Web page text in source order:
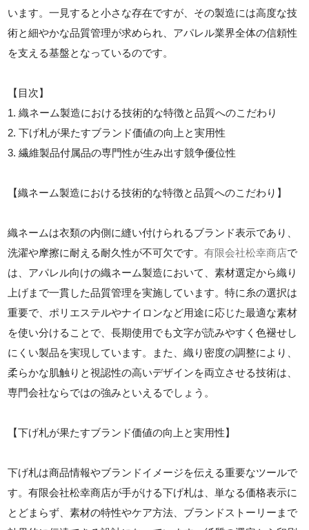
います。一見すると小さな存在ですが、その製造には高度な技
術と細やかな品質管理が求められ、アパレル業界全体の信頼性
を支える基盤となっているのです。
【目次】
1. 織ネーム製造における技術的な特徴と品質へのこだわり
2. 下げ札が果たすブランド価値の向上と実用性
3. 繊維製品付属品の専門性が生み出す競争優位性
【織ネーム製造における技術的な特徴と品質へのこだわり】
織ネームは衣類の内側に縫い付けられるブランド表示であり、
洗濯や摩擦に耐える耐久性が不可欠です。有限会社松幸商店で
は、アパレル向けの織ネーム製造において、素材選定から織り
上げまで一貫した品質管理を実施しています。特に糸の選択は
重要で、ポリエステルやナイロンなど用途に応じた最適な素材
を使い分けることで、長期使用でも文字が読みやすく色褪せし
にくい製品を実現しています。また、織り密度の調整により、
柔らかな肌触りと視認性の高いデザインを両立させる技術は、
専門会社ならではの強みといえるでしょう。
【下げ札が果たすブランド価値の向上と実用性】
下げ札は商品情報やブランドイメージを伝える重要なツールで
す。有限会社松幸商店が手がける下げ札は、単なる価格表示に
とどまらず、素材の特性やケア方法、ブランドストーリーまで